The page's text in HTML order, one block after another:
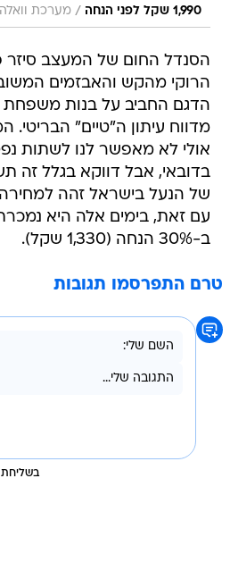
1,990 שקל לפני הנחה / מערכת
הסנדל החום של המעצב סיזר
הרוקי מהקש והאבזמים
הדגם החביב על בנות משפחת
מדווח עיתון ה"טיים"
אולי לא מאפשר לנו לשתות
בדובאי, אבל דווקא בגלל זה
עם זאת, בימים אלה היא
ב-30% הנחה (1,330 שקל).
טרם התפרסמו תגובות
בשליחת